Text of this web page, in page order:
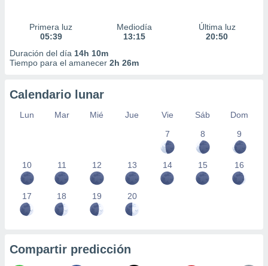
Primera luz
05:39
Mediodía
13:15
Última luz
20:50
Duración del día 14h 10m
Tiempo para el amanecer 2h 26m
Calendario lunar
Lun Mar Mié Jue Vie Sáb
Dom
7
8 9
10 11 12 13 14 15 16
17 18 19 20
Compartir predicción